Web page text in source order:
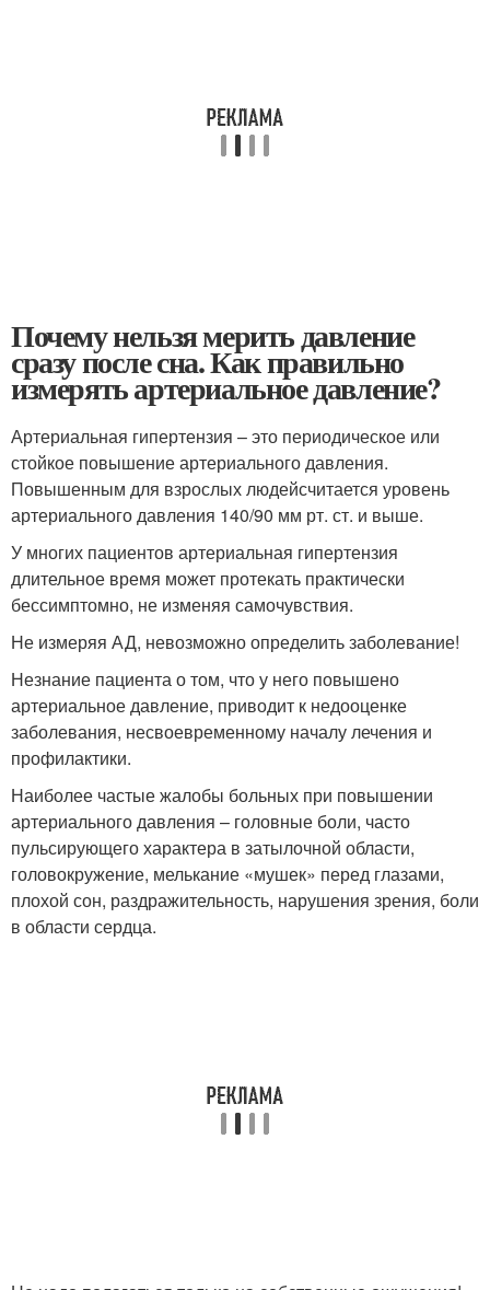
Почему нельзя мерить давление
сразу после сна. Как правильно
измерять артериальное давление?
Артериальная гипертензия – это периодическое или
стойкое повышение артериального давления.
Повышенным для взрослых людейсчитается уровень
артериального давления 140/90 мм рт. ст. и выше.
У многих пациентов артериальная гипертензия
длительное время может протекать практически
бессимптомно, не изменяя самочувствия.
Не измеряя АД, невозможно определить заболевание!
Незнание пациента о том, что у него повышено
артериальное давление, приводит к недооценке
заболевания, несвоевременному началу лечения и
профилактики.
Наиболее частые жалобы больных при повышении
артериального давления – головные боли, часто
пульсирующего характера в затылочной области,
головокружение, мелькание «мушек» перед глазами,
плохой сон, раздражительность, нарушения зрения, боли
в области сердца.